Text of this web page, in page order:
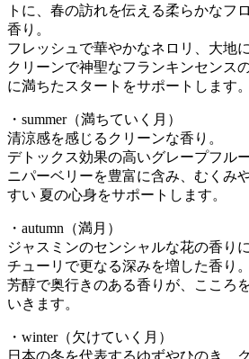
トに、春の訪れを伝える柔らかなフ
香り。
フレッシュで華やかなネロリ、大地
クリーンで神聖なフランキンセンス
に満ちたスタートをサポートします。
・summer（満ちていく月）
清涼感を感じるクリーンな香り。
デトックス効果の高いグレープフル
ニパーベリーを豊富に含み、むくみ
すい 夏の心身をサポートします。
・autumn（満月）
ジャスミンのセンシャルな花の香り
チューリで更なる深みを増した香り。
芳醇で奥行きのある香りが、こころ
いきます。
・winter（欠けていく月）
日本の冬を代表するゆずやひのき、